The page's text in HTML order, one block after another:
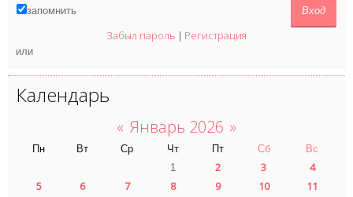
запомнить
Забыл пароль Регистрация
или
Календарь
« Январь 2026 »
Пн Вт Ср Чт Пт Сб
Вс
1
2 3
4
5
6 7 8 9 10
11